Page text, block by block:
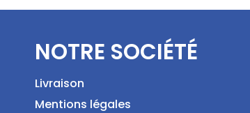
NOTRE SOCIÉTÉ
Livraison
Mentions légales